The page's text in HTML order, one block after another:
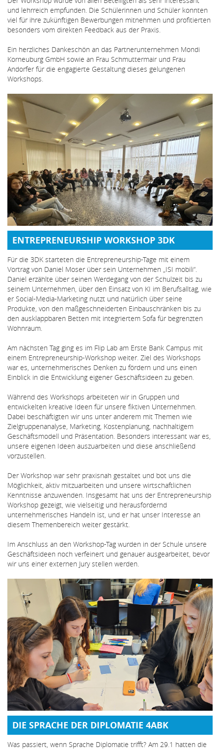
und lehrreich empfunden. Die Schülerinnen und Schüler konnten
viel für ihre zukünftigen Bewerbungen mitnehmen und profitierten
besonders vom direkten Feedback aus der Praxis.
Ein herzliches Dankeschön an das Partnerunternehmen Mondi
Korneuburg GmbH sowie an Frau Schmuttermair und Frau
Andorfer für die engagierte Gestaltung dieses gelungenen
Workshops.
ENTREPRENEURSHIP WORKSHOP 3DK
Für die 3DK starteten die Entrepreneurship-Tage mit einem
Vortrag von Daniel Moser über sein Unternehmen „ISI mobili“.
Daniel erzählte über seinen Werdegang von der Schulzeit bis zu
seinem Unternehmen, über den Einsatz von KI im Berufsalltag, wie
er Social-Media-Marketing nutzt und natürlich über seine
Produkte, von den maßgeschneiderten Einbauschränken bis zu
den ausklappbaren Betten mit integriertem Sofa für begrenzten
Wohnraum.
Am nächsten Tag ging es im Flip Lab am Erste Bank Campus mit
einem Entrepreneurship-Workshop weiter. Ziel des Workshops
war es, unternehmerisches Denken zu fördern und uns einen
Einblick in die Entwicklung eigener Geschäftsideen zu geben.
Während des Workshops arbeiteten wir in Gruppen und
entwickelten kreative Ideen für unsere fiktiven Unternehmen.
Dabei beschäftigten wir uns unter anderem mit Themen wie
Zielgruppenanalyse, Marketing, Kostenplanung, nachhaltigem
Geschäftsmodell und Präsentation. Besonders interessant war es,
unsere eigenen Ideen auszuarbeiten und diese anschließend
vorzustellen.
Der Workshop war sehr praxisnah gestaltet und bot uns die
Möglichkeit, aktiv mitzuarbeiten und unsere wirtschaftlichen
Kenntnisse anzuwenden. Insgesamt hat uns der Entrepreneurship
Workshop gezeigt, wie vielseitig und herausfordernd
unternehmerisches Handeln ist, und er hat unser Interesse an
diesem Themenbereich weiter gestärkt.
Im Anschluss an den Workshop-Tag wurden in der Schule unsere
Geschäftsideen noch verfeinert und genauer ausgearbeitet, bevor
wir uns einer externen Jury stellen werden.
DIE SPRACHE DER DIPLOMATIE 4ABK
Was passiert, wenn Sprache Diplomatie trifft? Am 29.1 hatten die